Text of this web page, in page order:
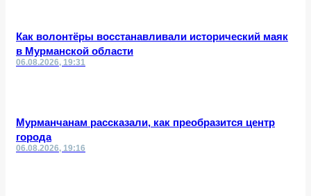
Как волонтёры восстанавливали исторический маяк
в Мурманской области
06.08.2026, 19:31
Мурманчанам рассказали, как преобразится центр
города
06.08.2026, 19:16